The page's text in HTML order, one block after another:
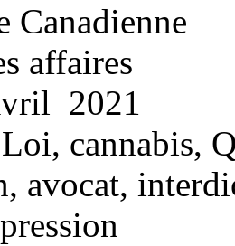
Canadienne
affaires
2021
Loi, cannabis,
avocat,